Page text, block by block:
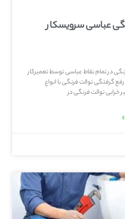
عباسی سرویسکار
در تمام نقاط عباسی توسط تعمیرکار
گرفتگی توالت فرنگی با انواع
خرابی توالت فرنگی در